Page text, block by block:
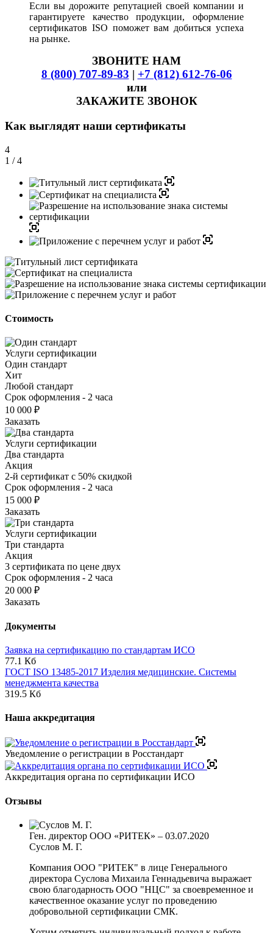
Если вы дорожите репутацией своей компании и
гарантируете качество продукции, оформление
сертификатов ISO поможет вам добиться успеха
на рынке.
ЗВОНИТЕ НАМ
8 (800) 707-89-83 | +7 (812) 612-76-06
или
ЗАКАЖИТЕ ЗВОНОК
Как выглядят наши сертификаты
4
1 / 4
Стоимость
Услуги сертификации
Один стандарт
Хит
Любой стандарт
Срок оформления - 2 часа
10 000 ₽
Заказать
Услуги сертификации
Два стандарта
Акция
2-й сертификат с 50% скидкой
Срок оформления - 2 часа
15 000 ₽
Заказать
Услуги сертификации
Три стандарта
Акция
3 сертификата по цене двух
Срок оформления - 2 часа
20 000 ₽
Заказать
Документы
Заявка на сертификацию по стандартам ИСО
77.1 Кб
ГОСТ ISO 13485-2017 Изделия медицинские. Системы
менеджмента качества
319.5 Кб
Наша аккредитация
Уведомление о регистрации в Росстандарт
Аккредитация органа по сертификации ИСО
Отзывы
Ген. директор ООО «РИТЕК» – 03.07.2020
Суслов М. Г.
Компания ООО "РИТЕК" в лице Генерального
директора Суслова Михаила Геннадьевича выражает
свою благодарность ООО "НЦС" за своевременное и
качественное оказание услуг по проведению
добровольной сертификации СМК.